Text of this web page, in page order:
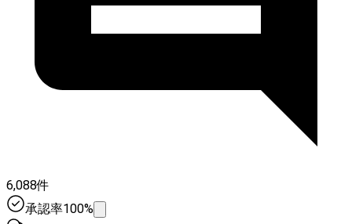
6,088件
承認率100%